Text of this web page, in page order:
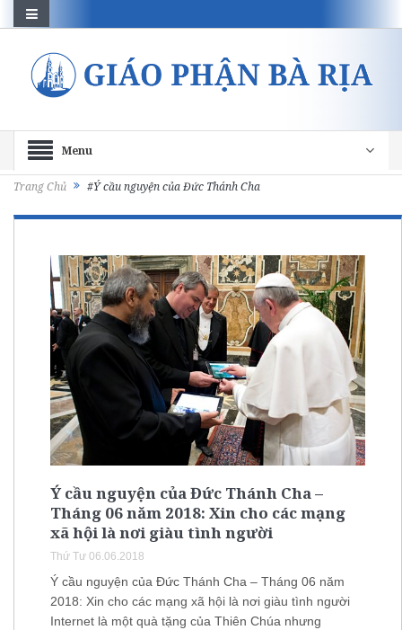
Menu
Trang Chủ #Ý cầu nguyện của Đức Thánh Cha
Ý cầu nguyện của Đức Thánh Cha –
Tháng 06 năm 2018: Xin cho các mạng
xã hội là nơi giàu tình người
Thứ Tư 06.06.2018
Ý cầu nguyện của Đức Thánh Cha – Tháng 06 năm
2018: Xin cho các mạng xã hội là nơi giàu tình người
Internet là một quà tặng của Thiên Chúa nhưng